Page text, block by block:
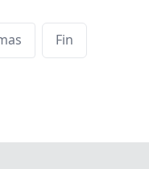
Fin